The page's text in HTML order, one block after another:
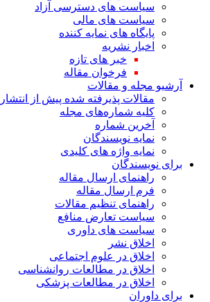
سیاست های دسترسی آزاد
سیاست های مالی
پایگاه های نمایه کننده
اخبار نشریه
خبر های تازه
فرخوان مقاله
آرشیو مجله و مقالات
مقالات پذیرفته شده پیش از انتشار
کلیه شماره‌های مجله
آخرین شماره
نمایه نویسندگان
نمایه واژه های کلیدی
برای نویسندگان
راهنمای ارسال مقاله
فرم ارسال مقاله
راهنمای تنظیم مقالات
سیاست تعارض منافع
سیاست های داوری
اخلاق نشر
اخلاق در علوم اجتماعی
اخلاق در مطالعات روانشناسی
اخلاق در مطالعات پزشکی
برای داوران